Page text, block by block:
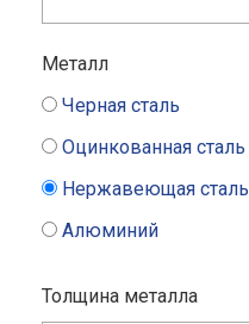
Металл
Черная сталь
Оцинкованная сталь
Нержавеющая сталь
Алюминий
Толщина металла